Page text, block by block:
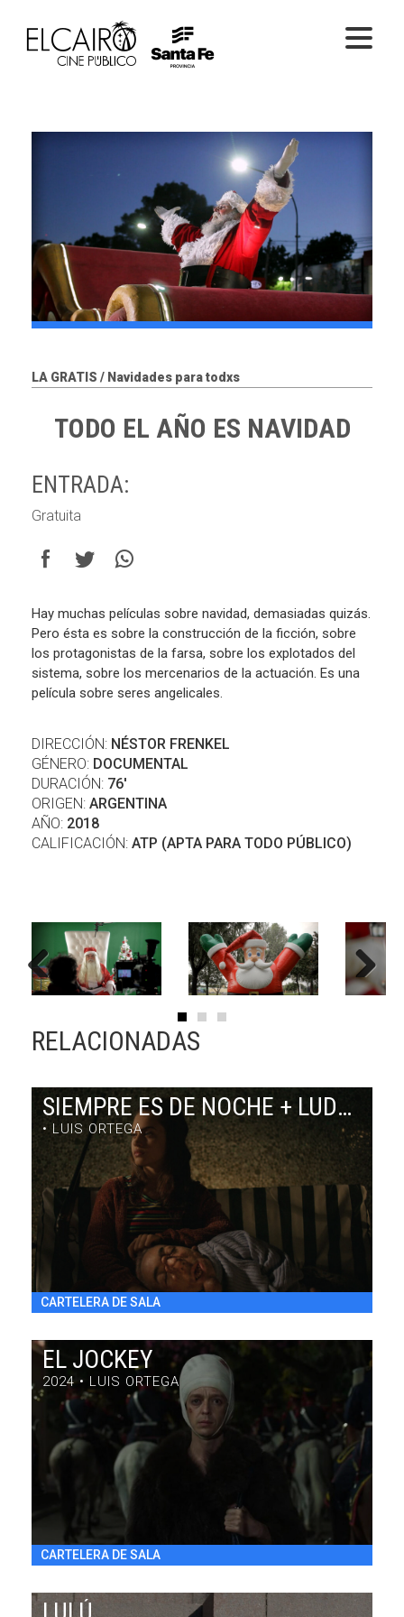
LA GRATIS / Navidades para todxs
TODO EL AÑO ES NAVIDAD
ENTRADA:
Gratuita
Hay muchas películas sobre navidad, demasiadas quizás.
Pero ésta es sobre la construcción de la ficción, sobre
los protagonistas de la farsa, sobre los explotados del
sistema, sobre los mercenarios de la actuación. Es una
película sobre seres angelicales.
DIRECCIÓN: NÉSTOR FRENKEL
GÉNERO: DOCUMENTAL
DURACIÓN: 76'
ORIGEN: ARGENTINA
AÑO: 2018
CALIFICACIÓN: ATP (APTA PARA TODO PÚBLICO)
RELACIONADAS
SIEMPRE ES DE NOCHE + LUDMILA EN CUBA
• LUIS ORTEGA
CARTELERA DE SALA
SIEMPRE ES DE NOCHE + LUDMILA EN CUBA
DRAMA / 63' + 7' / ARGENTINA /
SÁB 1/8 18:00h - DOM 2/8 22:30 - VIE 7/8 22:30 h
EL JOCKEY
2024 • LUIS ORTEGA
CARTELERA DE SALA
EL JOCKEY
DRAMA / 97' / ARGENTINA / 2024
VIE 31/7 22:30 h